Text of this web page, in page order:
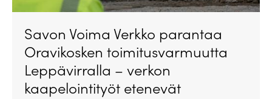
Savon Voima Verkko parantaa
Oravikosken toimitusvarmuutta
Leppävirralla – verkon
kaapelointityöt etenevät